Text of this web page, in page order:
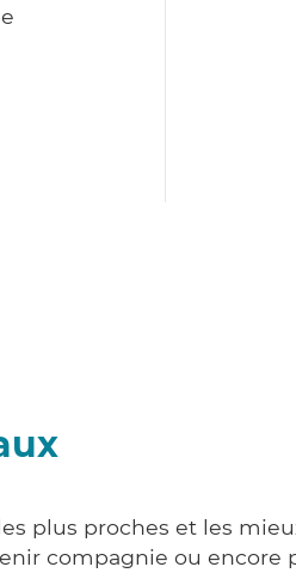
plus proches et les
compagnie ou encore